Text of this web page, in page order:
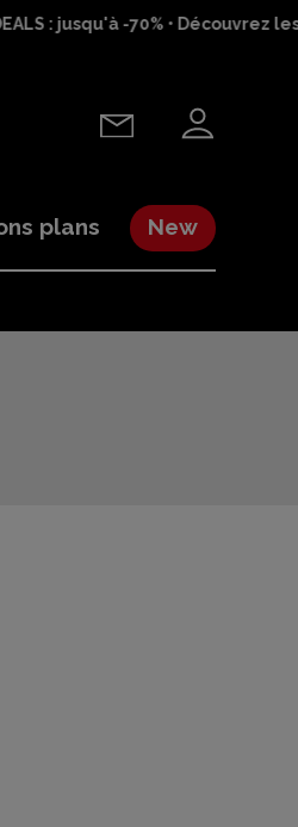
: jusqu'à -70% • Découvrez
New
plans